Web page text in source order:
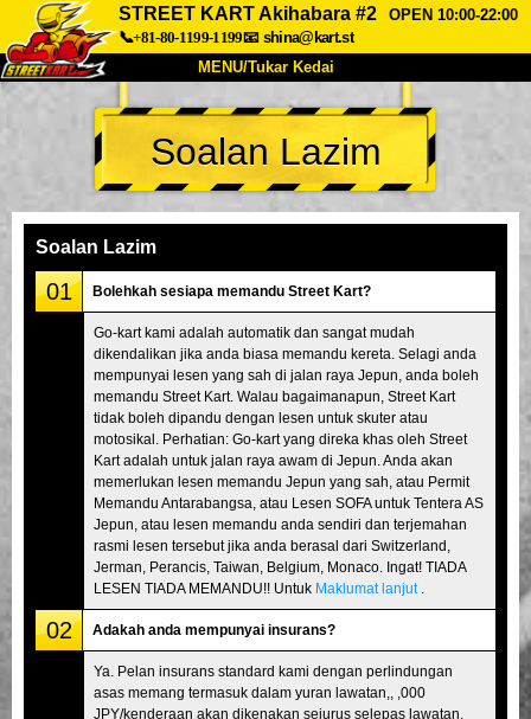
STREET KART Akihabara #2
OPEN 10:00-22:00
📞+81-80-1199-1199📧 shina@kart.st
MENU/Tukar Kedai
UTAMA
Tentang Spesifikasi Harga
Syarikat
Tokyo Shinagawa Tokyo Akihabara#1
Tokyo Akihabara#2 Tokyo Shibuya
Tokyo Shibuya Annex Tokyo Bay
Tokyo Asakusa Osaka
Okinawa
Soalan Lazim
Soalan Lazim
01 Bolehkah sesiapa memandu Street Kart?
Go-kart kami adalah automatik dan sangat mudah
dikendalikan jika anda biasa memandu kereta. Selagi anda
mempunyai lesen yang sah di jalan raya Jepun, anda boleh
memandu Street Kart. Walau bagaimanapun, Street Kart
tidak boleh dipandu dengan lesen untuk skuter atau
motosikal. Perhatian: Go-kart yang direka khas oleh Street
Kart adalah untuk jalan raya awam di Jepun. Anda akan
memerlukan lesen memandu Jepun yang sah, atau Permit
Memandu Antarabangsa, atau Lesen SOFA untuk Tentera AS
Jepun, atau lesen memandu anda sendiri dan terjemahan
rasmi lesen tersebut jika anda berasal dari Switzerland,
Jerman, Perancis, Taiwan, Belgium, Monaco. Ingat! TIADA
LESEN TIADA MEMANDU!! Untuk Maklumat lanjut.
02 Adakah anda mempunyai insurans?
Ya. Pelan insurans standard kami dengan perlindungan
asas memang termasuk dalam yuran lawatan,, ,000
JPY/kenderaan akan dikenakan sejurus selepas lawatan.